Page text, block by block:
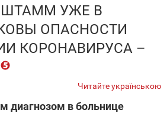
УЖЕ В
ОПАСНОСТИ
КОРОНАВИРУСА –
Читайте українською
диагнозом в больнице